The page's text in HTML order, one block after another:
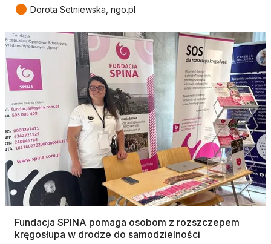
● Dorota Setniewska, ngo.pl
Fundacja SPINA pomaga osobom z rozszczepem
kręgosłupa w drodze do samodzielności